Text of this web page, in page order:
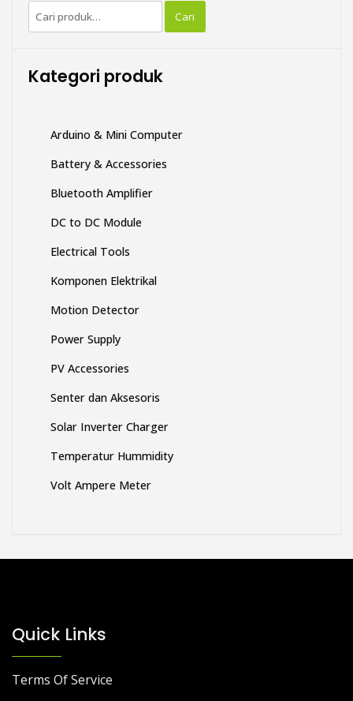
dapat
di
Pencarian
untuk:
Cari
Kategori produk
Arduino & Mini Computer
Battery & Accessories
Bluetooth Amplifier
DC to DC Module
Electrical Tools
Komponen Elektrikal
Motion Detector
Power Supply
PV Accessories
Senter dan Aksesoris
Solar Inverter Charger
Temperatur Hummidity
Volt Ampere Meter
Quick Links
Terms Of Service